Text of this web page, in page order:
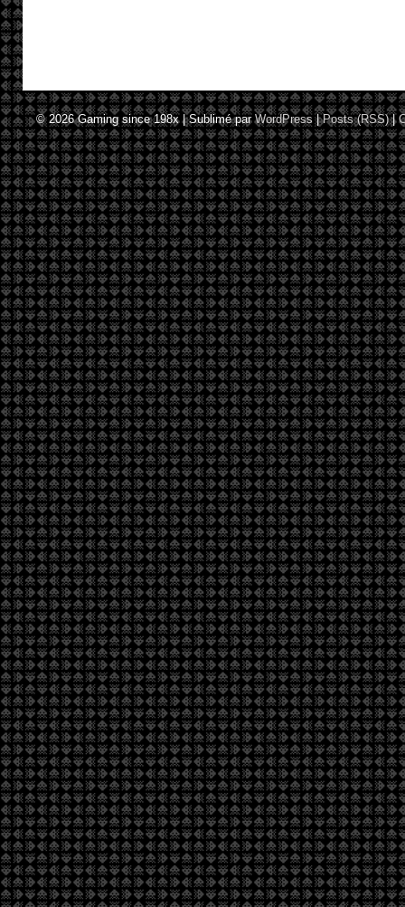
© 2026Gaming since 198x|Sublimé parWordPress |Posts (RSS)|